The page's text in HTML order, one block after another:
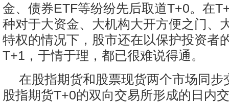
金、债券ETF等纷纷先后取道T+0。在
种对于大资金、大机构大开方便之门、
特权的情况下，股市还在以保护投资者
T+1，于情于理，都已很难说得通。
在股指期货和股票现货两个市场同步
股指期货T+0的双向交易所形成的日内